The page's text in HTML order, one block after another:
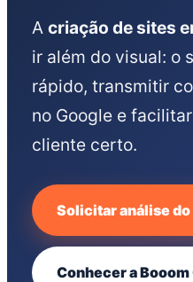
A criação de sites
ir além do visual: o
rápido, transmitir
no Google e
cliente certo.
Solicitar análise
Conhecer a